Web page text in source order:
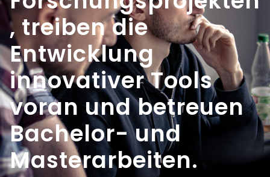
, treiben die
Entwicklung
innovativer Tools
voran und betreuen
Bachelor- und
Masterarbeiten.